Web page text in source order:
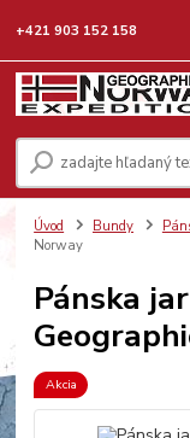
+421 903 152 158
Úvod Bundy
Norway
Pánska
Akcia